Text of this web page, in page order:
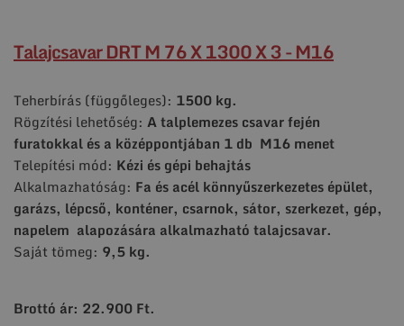
Talajcsavar DRT M 76 X 1300 X 3 - M16
Teherbírás (függőleges): 1500 kg.
Rögzítési lehetőség: A talplemezes csavar fején
furatokkal és a középpontjában 1 db M16 menet
Telepítési mód: Kézi és gépi behajtás
Alkalmazhatóság: Fa és acél könnyűszerkezetes épület,
garázs, lépcső, konténer, csarnok, sátor, szerkezet, gép,
napelem alapozására alkalmazható talajcsavar.
Saját tömeg: 9,5 kg.
Brottó ár: 22.900 Ft.